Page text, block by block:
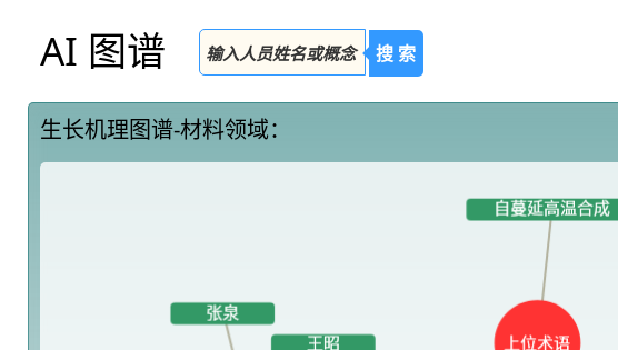
AI 图谱 搜 索
生长机理图谱-材料领域：